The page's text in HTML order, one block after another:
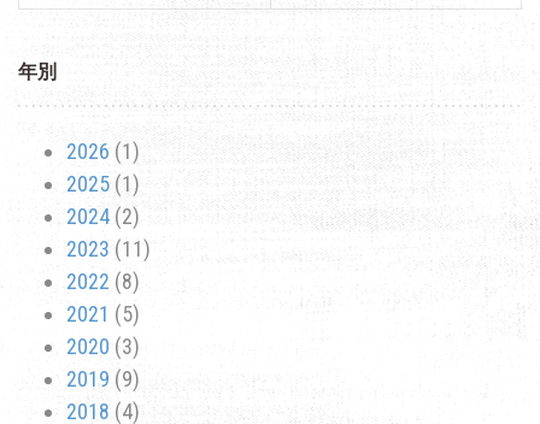
年別
2026 (1)
2025 (1)
2024 (2)
2023 (11)
2022 (8)
2021 (5)
2020 (3)
2019 (9)
2018 (4)